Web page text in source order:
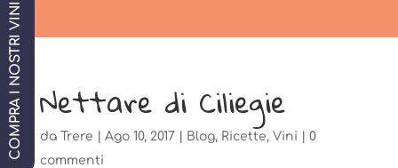
Nettare di Ciliegie
da Trere Ago 10, 2017 Blog, Ricette, Vini
0
commenti
COMPRA I NOSTRI VINI